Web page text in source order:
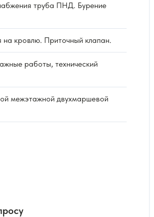
труба ПНД. Бурение
на кровлю. Приточный клапан.
работы, технический
межэтажной двухмаршевой